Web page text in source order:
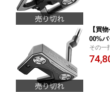
【買
00%バ
キャ
その一